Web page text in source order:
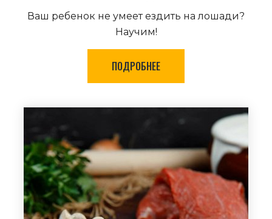
Ваш ребенок не умеет ездить на лошади?
Научим!
ПОДРОБНЕЕ